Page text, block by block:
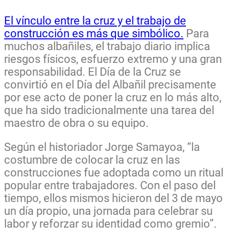
El vínculo entre la cruz y el trabajo de
construcción es más que simbólico. Para
muchos albañiles, el trabajo diario implica
riesgos físicos, esfuerzo extremo y una gran
responsabilidad. El Día de la Cruz se
convirtió en el Día del Albañil precisamente
por ese acto de poner la cruz en lo más alto,
que ha sido tradicionalmente una tarea del
maestro de obra o su equipo.
Según el historiador Jorge Samayoa, “la
costumbre de colocar la cruz en las
construcciones fue adoptada como un ritual
popular entre trabajadores. Con el paso del
tiempo, ellos mismos hicieron del 3 de mayo
un día propio, una jornada para celebrar su
labor y reforzar su identidad como gremio”.